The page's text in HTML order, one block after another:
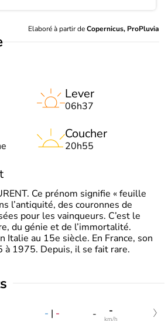
Elaboré à partir deCopernicus, ProPluvia
Lever
06h37
Coucher
20h55
Ce prénom signifie « feuille
l’antiquité, des couronnes de
pour les vainqueurs. C’est le
du génie et de l’immortalité.
Italie au 15e siècle. En France, son
à 1975. Depuis, il se fait rare.
- | - - -
km/h